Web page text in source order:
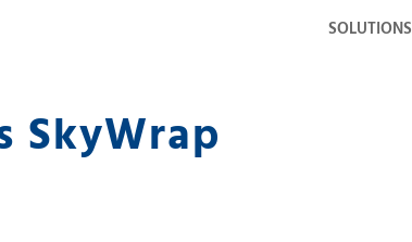
SOLUTIONS
SkyWrap